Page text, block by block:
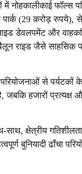
नोहकालीकाई फॉल्स
पार्क (29 करोड़ रुपये),
डेवलपमेंट और
राइड जैसे साहसिक
से पर्यटकों
जबकि हजारों प्रत्यक्ष
साथ, क्षेत्रीय
बुनियादी ढाँचा